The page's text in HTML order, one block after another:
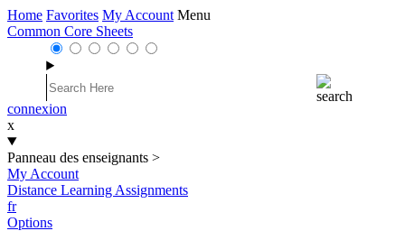
Home Favorites My Account Menu
Common Core Sheets
connexion
x
Panneau des enseignants >
My Account
Distance Learning Assignments
fr
Options